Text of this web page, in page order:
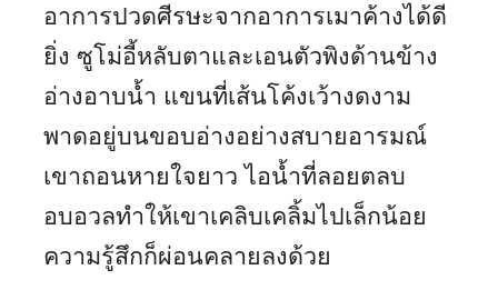
อาการปวดศีรษะจากอาการเมาค้างได้ดี
ยิ่ง ซูโม่อี้หลับตาและเอนตัวพิงด้านข้าง
อ่างอาบน้ำ แขนที่เส้นโค้งเว้างดงาม
พาดอยู่บนขอบอ่างอย่างสบายอารมณ์
เขาถอนหายใจยาว ไอน้ำที่ลอยตลบ
อบอวลทำให้เขาเคลิบเคลิ้มไปเล็กน้อย
ความรู้สึกก็ผ่อนคลายลงด้วย